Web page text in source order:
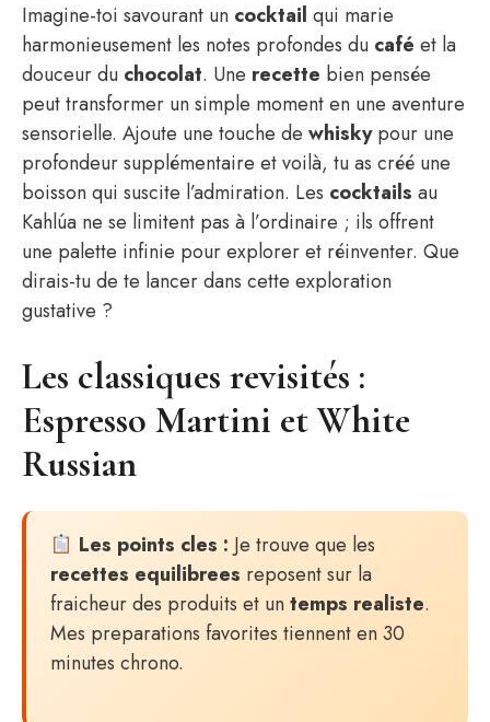
Imagine-toi savourant un cocktail qui marie
harmonieusement les notes profondes du café et la
douceur du chocolat. Une recette bien pensée
peut transformer un simple moment en une aventure
sensorielle. Ajoute une touche de whiskypour une
profondeur supplémentaire et voilà, tu as créé une
boisson qui suscite l’admiration. Les cocktails au
Kahlúa ne se limitent pas à l’ordinaire ; ils offrent
une palette infinie pour explorer et réinventer. Que
dirais-tu de te lancer dans cette exploration
gustative ?
Les classiques revisités :
Espresso Martini et White
Russian
Les points cles : Je trouve que les
recettes equilibrees reposent sur la
fraicheur des produits et untemps realiste.
Mes preparations favorites tiennent en 30
minutes chrono.